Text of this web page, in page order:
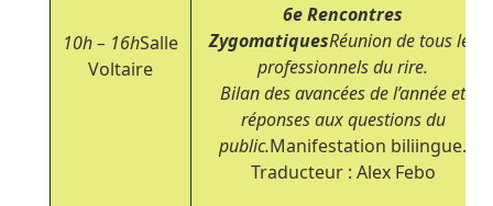
10h – 16hSalle
Voltaire
6eRencontres
ZygomatiquesRéunion de tous les
professionnels du rire.
Bilan des avancées de l’année et
réponses aux questions du
public.Manifestation biliingue.
Traducteur : Alex Febo